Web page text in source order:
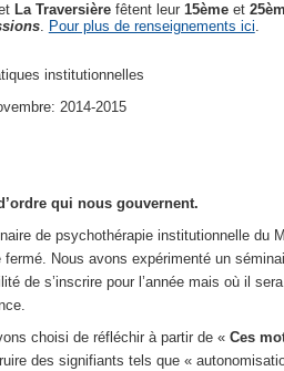
La Traversièrefêtent leur 15èmeet
. Pour plus de renseignements ici.
institutionnelles
2014-2015
qui nous gouvernent.
de psychothérapie institutionnelle du
Nous avons expérimenté un
de s’inscrire pour l’année mais où il
choisi de réfléchir à partir de «Ces
des signifiants tels que «